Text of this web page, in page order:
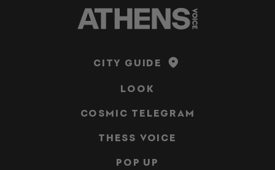
CITY GUIDE
LOOK
COSMIC TELEGRAM
THESS VOICE
POP UP